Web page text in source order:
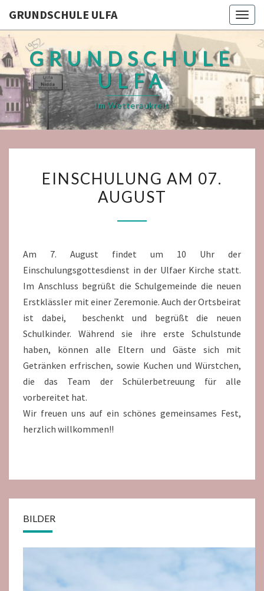
GRUNDSCHULE ULFA
GRUNDSCHULE
ULFA
Im Wetteraukreis
AM
07.
EINSCHULUNG AM 07.
AUGUST
Am 7. August findet um 10 Uhr der
Einschulungsgottesdienst in der Ulfaer Kirche statt.
Im Anschluss begrüßt die Schulgemeinde die neuen
Erstklässler mit einer Zeremonie. Auch der Ortsbeirat
ist dabei, beschenkt und begrüßt die neuen
Schulkinder. Während sie ihre erste Schulstunde
haben, können alle Eltern und Gäste sich mit
Getränken erfrischen, sowie Kuchen und Würstchen,
die das Team der Schülerbetreuung für alle
vorbereitet hat.
Wir freuen uns auf ein schönes gemeinsames Fest,
herzlich willkommen!!
BILDER